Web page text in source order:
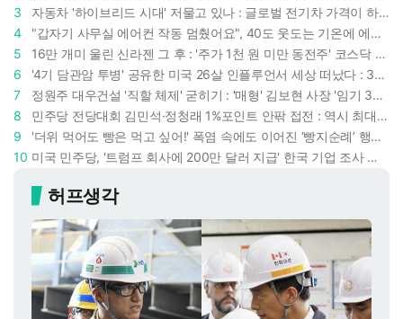
3
자동차 '하이브리드 시대' 저물고 있나 : 글로벌 전기차 가격이 하이브리드 차보다 낮아졌다
4
"갑자기 사무실 에어컨 작동 멈췄어요", 40도 웃도는 기온에 에어컨도 숨이 찬다
5
16만 개미 울린 신라젠 그 후 : '주가 1천 원 미만 동전주' 코스닥 38곳 코스피 10곳, 총 48곳 이르렀다
6
'4기 담관암 투병' 공유한 미국 26살 인플루언서 세상 떠났다 : 3년간 보여준 희망과 용기
7
정원주 대우건설 '직할 체제' 굳히기 : '매형' 김보현 사장 '임기 3년' 받고 4개월 만에 물러났다
8
민주당 전당대회 김민석·정청래 1%포인트 안팎 접전 : 역시 최대 승부처는 호남과 수도권
9
'더위 먹어도 빵은 먹고 싶어!' 폭염 속에도 이어진 ‘빵지순례’ 행렬 : 성심당이 대기 손님 위해 준비한 것들
10
미국 민주당, '트럼프 회사에 200만 달러 지급' 한국 기업 조사 착수 : 트럼프 덕분에 이득 챙기려 했나
허프생각